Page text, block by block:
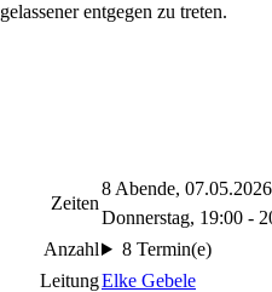
gelassener entgegen zu treten.
Zeiten
8 Abende,
Donnerstag, 19:00 -
Anzahl
8 Termin(e)
LeitungElke Gebele